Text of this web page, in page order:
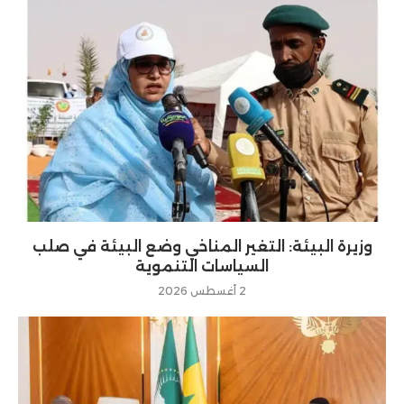
وزيرة البيئة: التغير المناخي وضع البيئة في صلب
السياسات التنموية
2 أغسطس 2026